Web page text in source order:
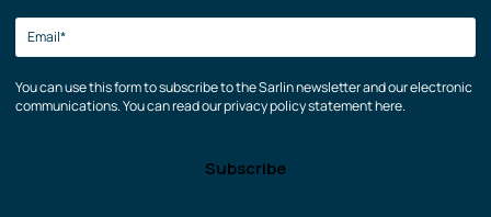
You can use this form to subscribe to the Sarlin newsletter and our electronic
communications. You can read our privacy policy statement here.